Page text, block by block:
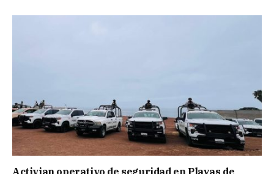
Activian operativo de seguridad en Playas de